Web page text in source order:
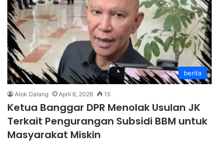
berita
Atok Dalang April 6, 2026 15
Ketua Banggar DPR Menolak Usulan JK
Terkait Pengurangan Subsidi BBM untuk
Masyarakat Miskin